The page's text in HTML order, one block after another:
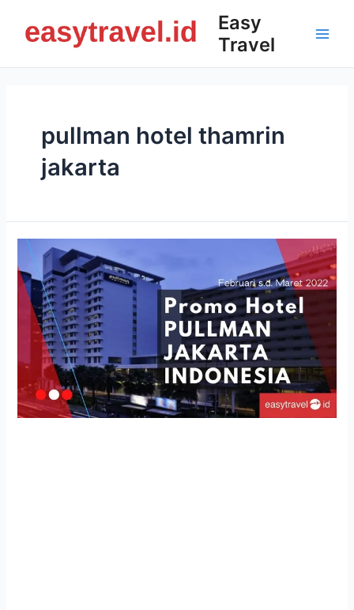
content
Easy
Travel
pullman hotel thamrin
jakarta